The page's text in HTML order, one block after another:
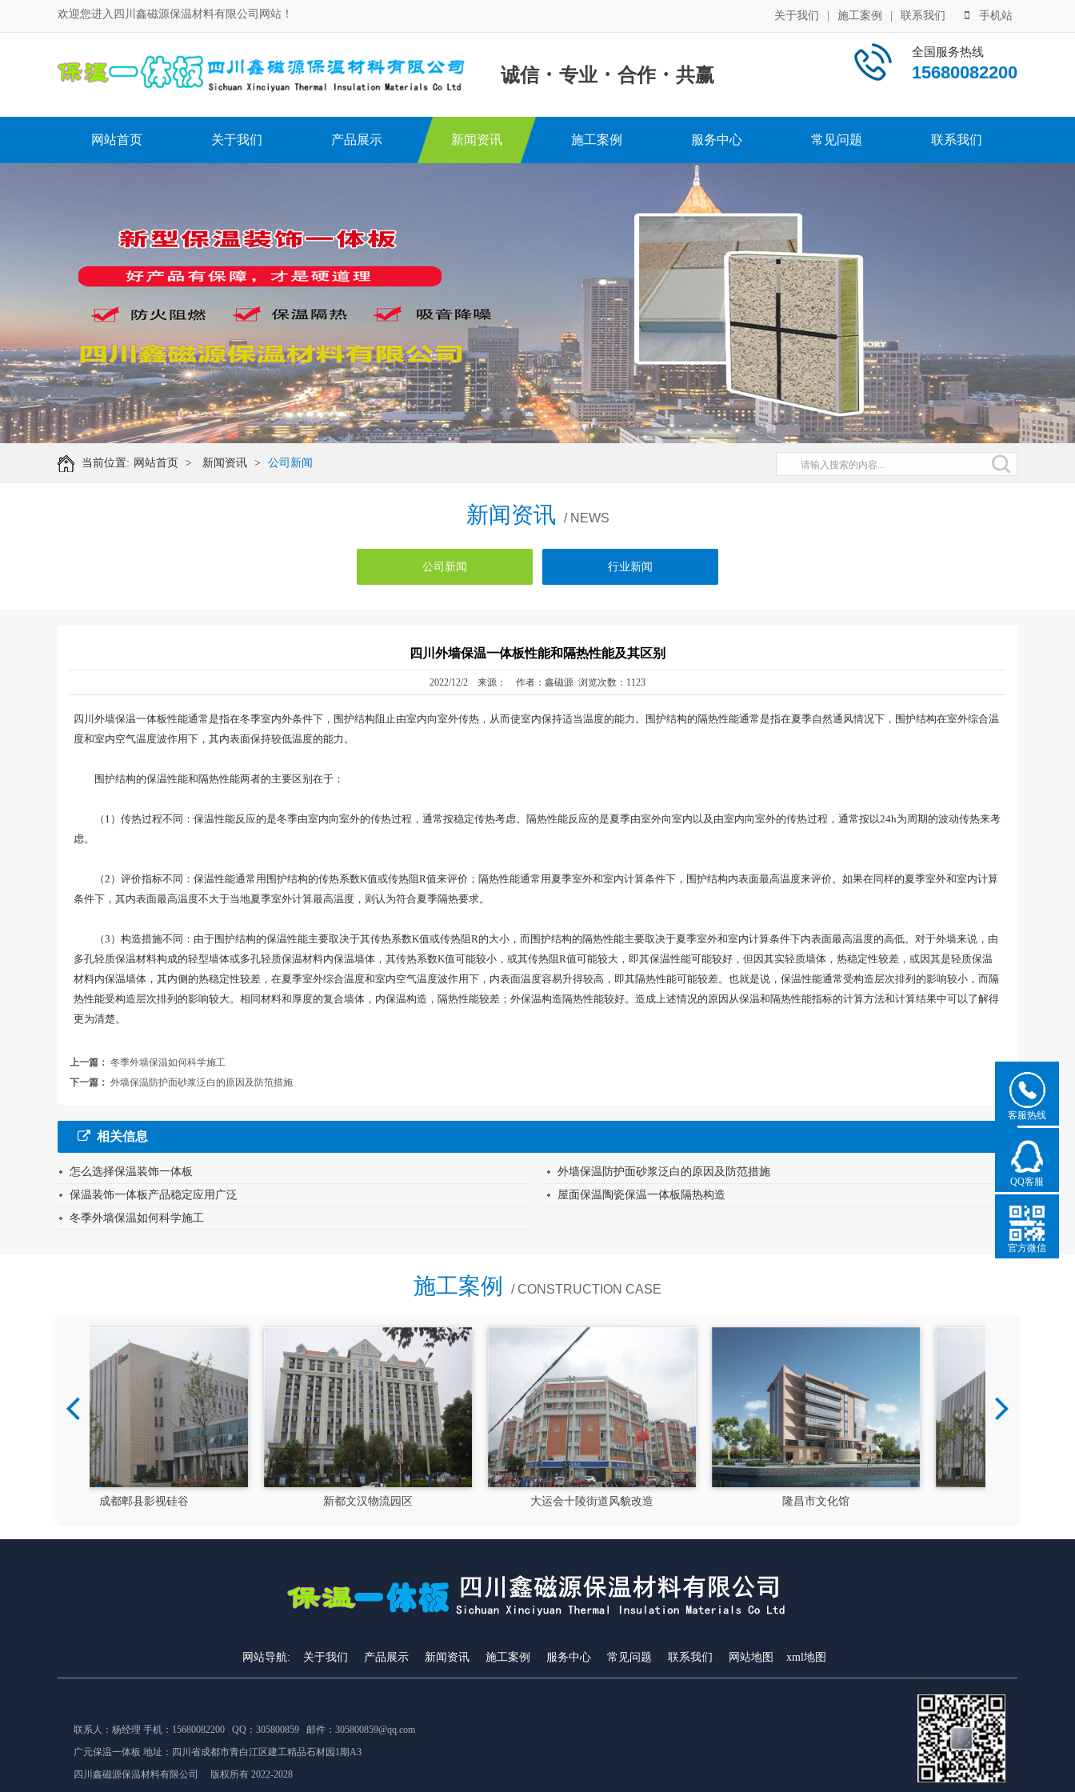
欢迎您进入四川鑫磁源保温材料有限公司网站！ 关于我们 施工案例 联系我们 手机站
诚信 · 专业 · 合作 · 共赢
全国服务热线
15680082200
网站首页 关于我们 产品展示 新闻资讯 施工案例 服务中心 常见问题 联系我们
当前位置: 网站首页 > 新闻资讯 > 公司新闻
新闻资讯 / NEWS
公司新闻 行业新闻
四川外墙保温一体板性能和隔热性能及其区别
2022/12/2 来源： 作者：鑫磁源 浏览次数：1123
四川外墙保温一体板性能通常是指在冬季室内外条件下，围护结构阻止由室内向室外传热，从而使室内保持适当温度的能力。围护结构的隔热性能通常是指在夏季自然通风情况下，围护结构在室外综合温
度和室内空气温度波作用下，其内表面保持较低温度的能力。
围护结构的保温性能和隔热性能两者的主要区别在于：
（1）传热过程不同：保温性能反应的是冬季由室内向室外的传热过程，通常按稳定传热考虑。隔热性能反应的是夏季由室外向室内以及由室内向室外的传热过程，通常按以24h为周期的波动传热来考
虑。
（2）评价指标不同：保温性能通常用围护结构的传热系数K值或传热阻R值来评价；隔热性能通常用夏季室外和室内计算条件下，围护结构内表面最高温度来评价。如果在同样的夏季室外和室内计算
条件下，其内表面最高温度不大于当地夏季室外计算最高温度，则认为符合夏季隔热要求。
（3）构造措施不同：由于围护结构的保温性能主要取决于其传热系数K值或传热阻R的大小，而围护结构的隔热性能主要取决于夏季室外和室内计算条件下内表面最高温度的高低。对于外墙来说，由
多孔轻质保温材料构成的轻型墙体或多孔轻质保温材料内保温墙体，其传热系数K值可能较小，或其传热阻R值可能较大，即其保温性能可能较好，但因其实轻质墙体，热稳定性较差，或因其是轻质保温
材料内保温墙体，其内侧的热稳定性较差，在夏季室外综合温度和室内空气温度波作用下，内表面温度容易升得较高，即其隔热性能可能较差。也就是说，保温性能通常受构造层次排列的影响较小，而隔
热性能受构造层次排列的影响较大。相同材料和厚度的复合墙体，内保温构造，隔热性能较差；外保温构造隔热性能较好。造成上述情况的原因从保温和隔热性能指标的计算方法和计算结果中可以了解得
更为清楚。
上一篇： 冬季外墙保温如何科学施工
下一篇： 外墙保温防护面砂浆泛白的原因及防范措施
相关信息
怎么选择保温装饰一体板
外墙保温防护面砂浆泛白的原因及防范措施
保温装饰一体板产品稳定应用广泛
屋面保温陶瓷保温一体板隔热构造
冬季外墙保温如何科学施工
施工案例 / CONSTRUCTION CASE
新都文汉物流园区 大运会十陵街道风貌改造 隆昌市文化馆 成都郫县影视硅谷
网站导航: 关于我们 产品展示 新闻资讯 施工案例 服务中心 常见问题 联系我们 网站地图 xml地图
联系人：杨经理 手机：15680082200 QQ：305800859 邮件：305800859@qq.com
广元保温一体板 地址： 四川省成都市青白江区建工精品石材园1期A3
四川鑫磁源保温材料有限公司 版权所有 2022-2028
客服热线
QQ客服
官方微信